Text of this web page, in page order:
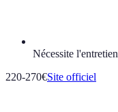
Nécessite l'entretien
220-270€Site officiel